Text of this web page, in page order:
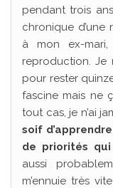
pendant trois
chronique
à mon ex-
reproduction. Je
pour rester
fascine mais ne
tout cas, je n’ai
soif
de priorités
aussi
m’ennuie très